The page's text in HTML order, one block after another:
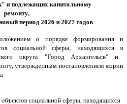
и подлежащих капитальному
ремонту,
период 2026 и 2027 годов
о порядке формирования и
социальной сферы, находящихсяв
округа "Город Архангельск" и
утвержденным постановлением мэрии
объектов социальной сферы, находящихся